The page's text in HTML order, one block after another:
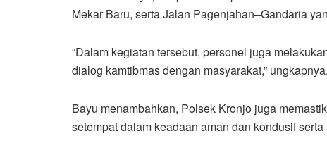
Mekar Baru, serta Jalan Pagenjahan–Gandaria
“Dalam kegiatan tersebut, personel juga
dialog kamtibmas dengan masyarakat,” ungkapnya.
Bayu menambahkan, Polsek Kronjo juga
setempat dalam keadaan aman dan kondusif